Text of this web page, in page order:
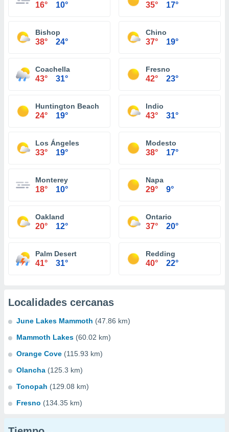
16° 10° 35° 17°
Bishop
38° 24°
Chino
37° 19°
Coachella
43° 31°
Fresno
42° 23°
Huntington Beach
24° 19°
Indio
43° 31°
Los Ángeles
33° 19°
Modesto
38° 17°
Monterey
18° 10°
Napa
29° 9°
Oakland
20° 12°
Ontario
37° 20°
Palm Desert
41° 31°
Redding
40° 22°
Localidades cercanas
June Lakes Mammoth (47.86 km)
Mammoth Lakes (60.02 km)
Orange Cove (115.93 km)
Olancha (125.3 km)
Tonopah (129.08 km)
Fresno (134.35 km)